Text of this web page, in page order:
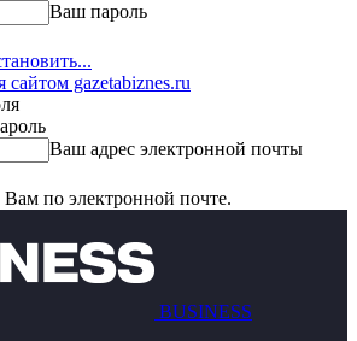
Ваш пароль
gazetabiznes.ru
Ваш адрес электронной почты
по электронной почте.
BUSINESS